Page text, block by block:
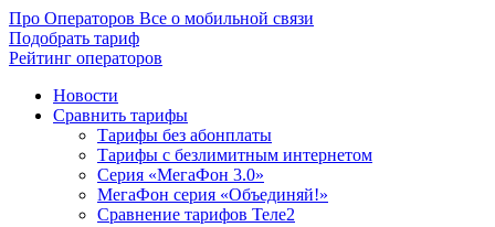
Про Операторов Все о мобильной связи
Подобрать тариф
Рейтинг операторов
Новости
Сравнить тарифы
Тарифы без абонплаты
Тарифы с безлимитным интернетом
Серия «МегаФон 3.0»
МегаФон серия «Объединяй!»
Сравнение тарифов Теле2